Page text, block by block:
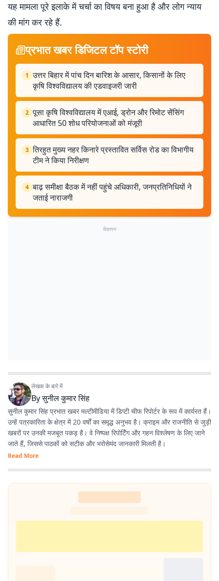
यह मामला पूरे इलाके में चर्चा का विषय बना हुआ है और लोग न्याय
की मांग कर रहे हैं.
प्रभात खबर डिजिटल टॉप स्टोरी
1 उत्तर बिहार में पांच दिन बारिश के आसार, किसानों के लिए
कृषि विश्वविद्यालय की एडवाइजरी जारी
2 पूसा कृषि विश्वविद्यालय में एआई, ड्रोन और रिमोट सेंसिंग
आधारित 50 शोध परियोजनाओं को मंजूरी
3 तिरहुत मुख्य नहर किनारे प्रस्तावित सर्विस रोड का विभागीय
टीम ने किया निरीक्षण
4 बाढ़ समीक्षा बैठक में नहीं पहुंचे अधिकारी, जनप्रतिनिधियों ने
जताई नाराजगी
विज्ञापन
लेखक के बारे में
Byसुनील कुमार सिंह
सुनील कुमार सिंह प्रभात खबर मल्टीमीडिया में डिप्टी चीफ रिपोर्टर के रूप में कार्यरत हैं।
उन्हें पत्रकारिता के क्षेत्र में 20 वर्षों का समृद्ध अनुभव है। क्राइम और राजनीति से जुड़ी
खबरों पर उनकी मजबूत पकड़ है। वे निष्पक्ष रिपोर्टिंग और गहन विश्लेषण के लिए जाने
जाते हैं, जिससे पाठकों को सटीक और भरोसेमंद जानकारी मिलती है।
Read More